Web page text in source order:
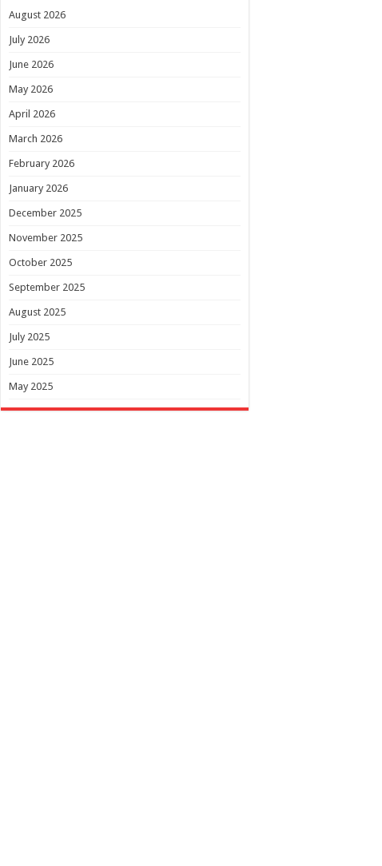
August 2026
July 2026
June 2026
May 2026
April 2026
March 2026
February 2026
January 2026
December 2025
November 2025
October 2025
September 2025
August 2025
July 2025
June 2025
May 2025